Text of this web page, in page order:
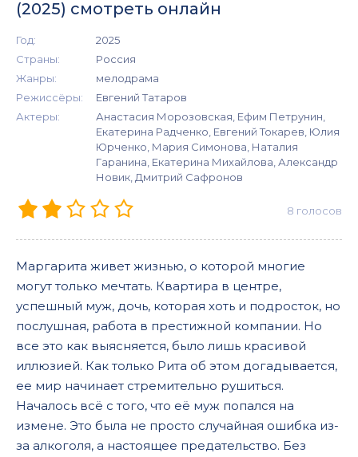
(2025) смотреть онлайн
Год:
2025
Страны:
Россия
Жанры:
мелодрама
Режиссёры:
Евгений Татаров
Актеры:
Анастасия Морозовская, Ефим Петрунин,
Екатерина Радченко, Евгений Токарев, Юлия
Юрченко, Мария Симонова, Наталия
Гаранина, Екатерина Михайлова, Александр
Новик, Дмитрий Сафронов
8 голосов
Маргарита живет жизнью, о которой многие
могут только мечтать. Квартира в центре,
успешный муж, дочь, которая хоть и подросток, но
послушная, работа в престижной компании. Но
все это как выясняется, было лишь красивой
иллюзией. Как только Рита об этом догадывается,
ее мир начинает стремительно рушиться.
Началось всё с того, что её муж попался на
измене. Это была не просто случайная ошибка из-
за алкоголя, а настоящее предательство. Без